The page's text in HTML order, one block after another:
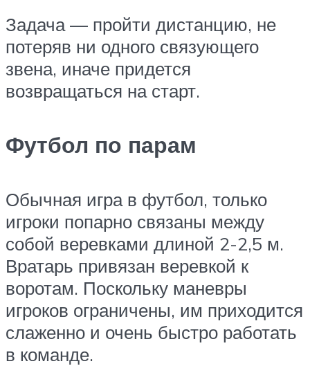
Задача — пройти дистанцию, не
потеряв ни одного связующего
звена, иначе придется
возвращаться на старт.
Футбол по парам
Обычная игра в футбол, только
игроки попарно связаны между
собой веревками длиной 2-2,5 м.
Вратарь привязан веревкой к
воротам. Поскольку маневры
игроков ограничены, им приходится
слаженно и очень быстро работать
в команде.